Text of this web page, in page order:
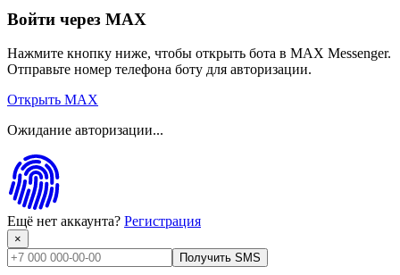
Войти через MAX
Нажмите кнопку ниже, чтобы открыть бота в MAX Messenger.
Отправьте номер телефона боту для авторизации.
Открыть MAX
Ожидание авторизации...
Ещё нет аккаунта? Регистрация
×
Получить SMS